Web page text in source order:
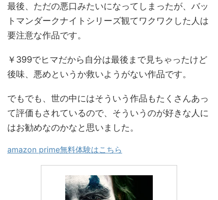
最後、ただの悪口みたいになってしまったが、バッ
トマンダークナイトシリーズ観てワクワクした人は
要注意な作品です。
￥399でヒマだから自分は最後まで見ちゃったけど
後味、悪めというか救いようがない作品です。
でもでも、世の中にはそういう作品もたくさんあっ
て評価もされているので、そういうのが好きな人に
はお勧めなのかなと思いました。
amazon prime無料体験はこちら